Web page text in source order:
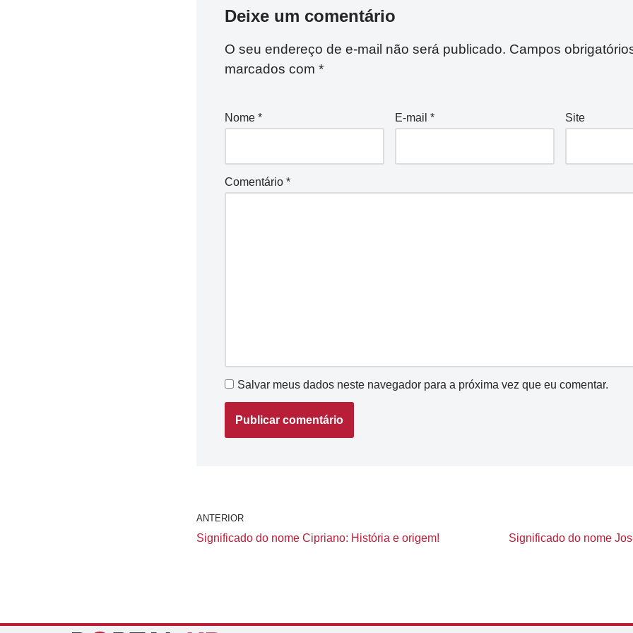
Deixe um comentário
O seu endereço de e-mail não será publicado. Campos
marcados com *
Nome * E-mail * Site
Comentário *
Salvar meus dados neste navegador para a próxima vez que eu comentar.
ANTERIOR
Significado do nome Cipriano: História e origem! Significado do nome